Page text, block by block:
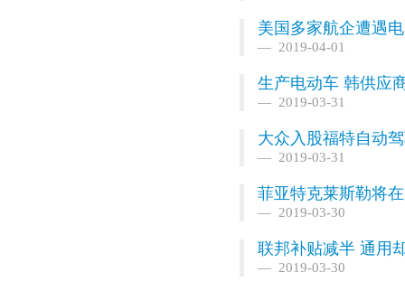
美国多家航企遭遇
2019-04-01
生产电动车 韩供应
2019-03-31
大众入股福特自动
2019-03-31
菲亚特克莱斯勒将
2019-03-30
联邦补贴减半 通用
2019-03-30